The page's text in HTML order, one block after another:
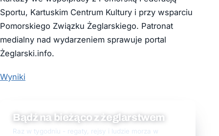
Sportu, Kartuskim Centrum Kultury i przy wsparciu
Pomorskiego Związku Żeglarskiego. Patronat
medialny nad wydarzeniem sprawuje portal
Żeglarski.info.
Wyniki
Bądź na bieżąco z żeglarstwem
Raz w tygodniu - regaty, rejsy i ludzie morza w